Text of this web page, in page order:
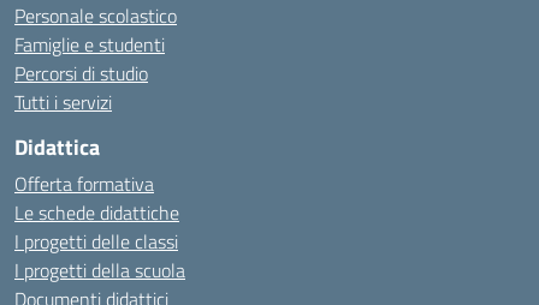
Personale scolastico
Famiglie e studenti
Percorsi di studio
Tutti i servizi
Didattica
Offerta formativa
Le schede didattiche
I progetti delle classi
I progetti della scuola
Documenti didattici